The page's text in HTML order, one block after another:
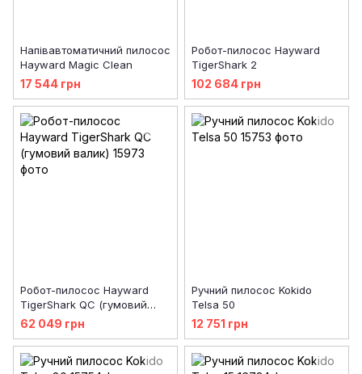
Напівавтоматичний пилосос
Hayward Magic Clean
17 544 грн
Робот-пилосос Hayward
TigerShark 2
102 684 грн
Робот-пилосос Hayward
TigerShark QC (гумовий
валик)
62 049 грн
Ручний пилосос Kokido
Telsa 50
12 751 грн